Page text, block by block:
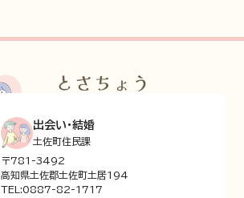
出会い・結婚
土佐町住民課
〒781-3492
高知県土佐郡土佐町土居194
TEL:0887-82-1717